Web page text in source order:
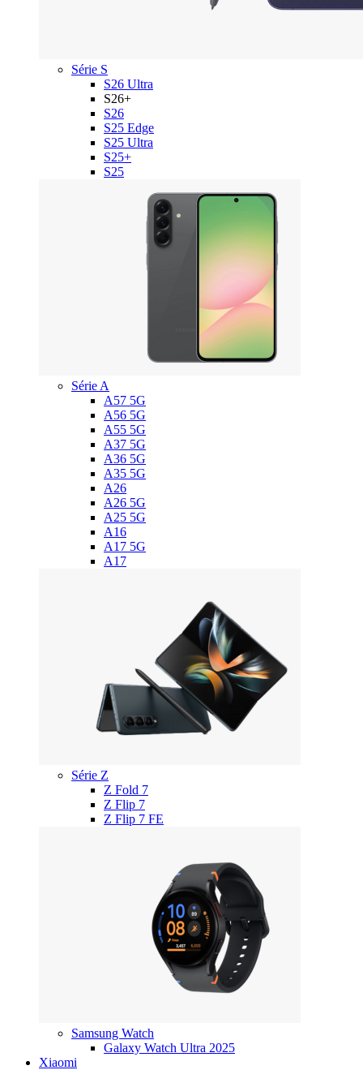
Série S
S26 Ultra
S26+
S26
S25 Edge
S25 Ultra
S25+
S25
Série A
A57 5G
A56 5G
A55 5G
A37 5G
A36 5G
A35 5G
A26
A26 5G
A25 5G
A16
A17 5G
A17
Série Z
Z Fold 7
Z Flip 7
Z Flip 7 FE
Samsung Watch
Galaxy Watch Ultra 2025
Xiaomi